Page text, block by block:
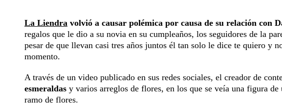
La Liendra volvió a causar polémica por causa de su relación con
regalos que le dio a su novia en su cumpleaños, los seguidores de la
pesar de que llevan casi tres años juntos él tan solo le dice te quiero y
momento.
A través de un video publicado en sus redes sociales, el creador de
esmeraldas y varios arreglos de flores, en los que se veía una figura
ramo de flores.